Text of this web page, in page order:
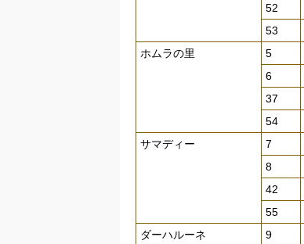
52
53
ホムラの里
5
6
37
54
サマディー
7
8
42
55
ダーハルーネ
9